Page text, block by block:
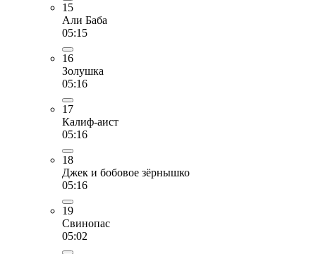
15
Али Баба
05:15
16
Золушка
05:16
17
Калиф-аист
05:16
18
Джек и бобовое зёрнышко
05:16
19
Свинопас
05:02